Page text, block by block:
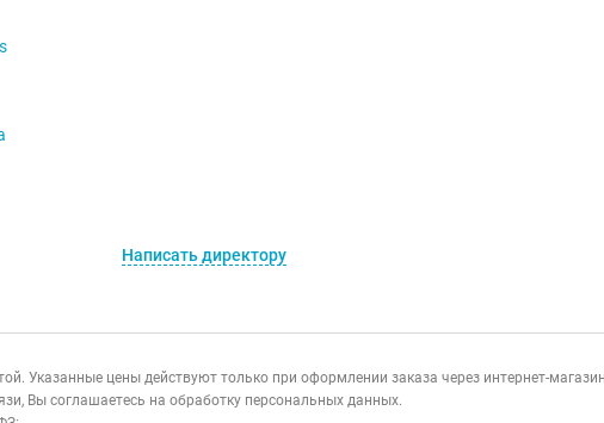
Написать директору
Указанные цены действуют только при оформлении заказа через интернет-магазин
Вы соглашаетесь на обработку персональных данных.